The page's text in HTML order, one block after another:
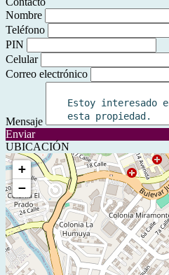
Nombre
Teléfono
PIN
Celular
Correo electrónico
Mensaje
Enviar
UBICACIÓN
+
−